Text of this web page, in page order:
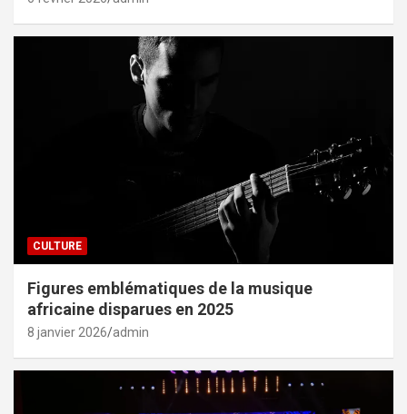
CULTURE
Figures emblématiques de la musique
africaine disparues en 2025
8 janvier 2026 admin